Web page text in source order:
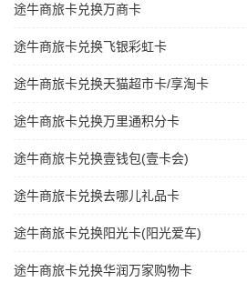
途牛商旅卡兑换万商卡
途牛商旅卡兑换飞银彩虹卡
途牛商旅卡兑换天猫超市卡/享淘卡
途牛商旅卡兑换万里通积分卡
途牛商旅卡兑换壹钱包(壹卡会)
途牛商旅卡兑换去哪儿礼品卡
途牛商旅卡兑换阳光卡(阳光爱车)
途牛商旅卡兑换华润万家购物卡